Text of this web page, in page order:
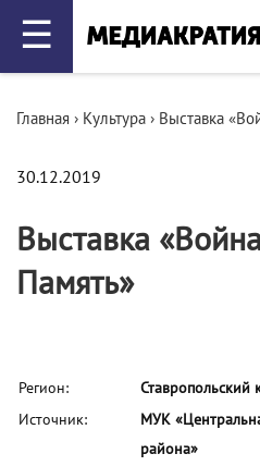
☰
Главная › Культура › Выставка
30.12.2019
Выставка
Память»
Регион:
Ставропольский
Источник:
МУК
района»